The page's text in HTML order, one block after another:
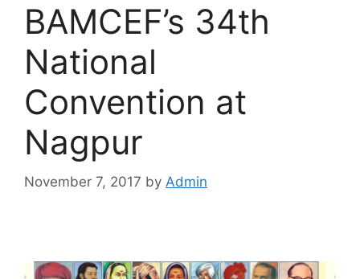
BAMCEF’s 34th
National
Convention at
Nagpur
November 7, 2017 by Admin